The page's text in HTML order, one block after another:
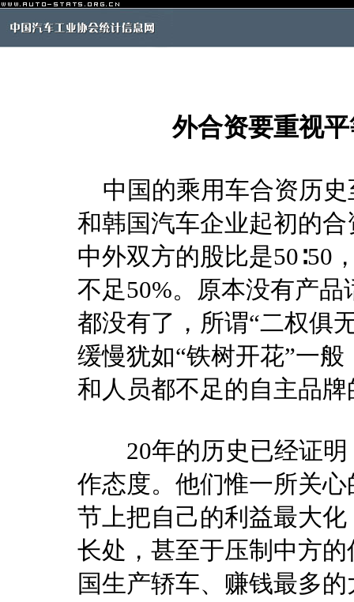
外合资要重视
中国的乘用车合资历史
和韩国汽车企业起初的
中外双方的股比是50∶50
不足50%。原本没有产
都没有了，所谓“二权俱
缓慢犹如“铁树开花”一
和人员都不足的自主品
20年的历史已经证明
作态度。他们惟一所关
节上把自己的利益最大
长处，甚至于压制中方
国生产轿车、赚钱最多